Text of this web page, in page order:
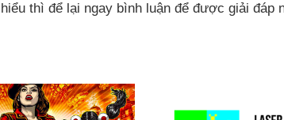
thì để lại ngay bình luận để được giải đáp